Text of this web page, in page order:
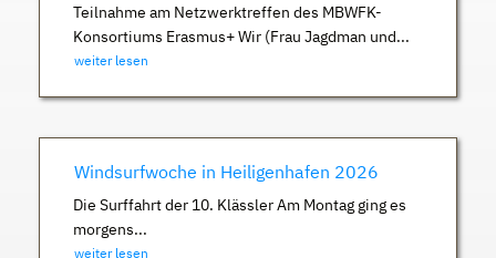
Teilnahme am Netzwerktreffen des MBWFK-
Konsortiums Erasmus+ Wir (Frau Jagdman und...
weiter lesen
Windsurfwoche in Heiligenhafen 2026
Die Surffahrt der 10. Klässler Am Montag ging es
morgens...
weiter lesen